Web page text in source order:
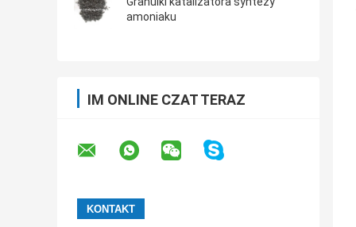
amoniaku
IM ONLINE CZAT TERAZ